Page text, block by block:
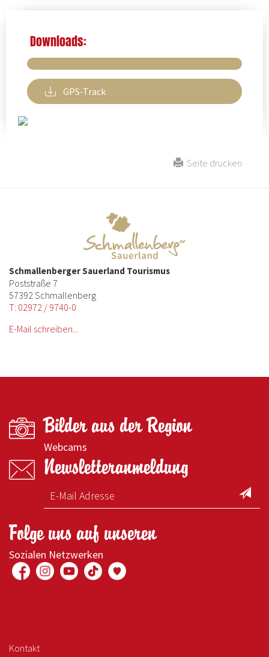
Downloads:
GPS-Track
Seite drucken
Schmallenberger Sauerland Tourismus
Poststraße 7
57392 Schmallenberg
T: 02972 / 9740-0
E-Mail schreiben...
Bilder aus der Region
Webcams
Newsletteranmeldung
Folge uns auf unseren
Sozialen Netzwerken
Kontakt